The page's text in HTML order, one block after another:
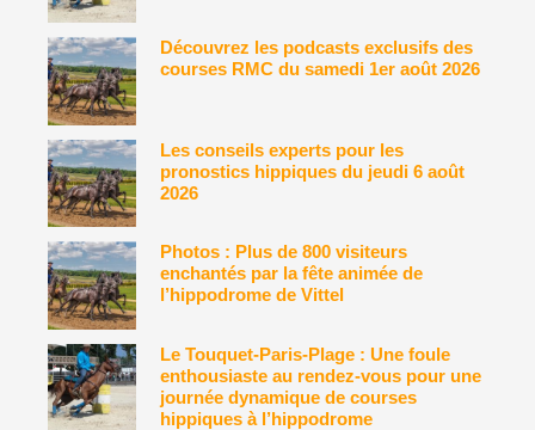
Découvrez les podcasts exclusifs des
courses RMC du samedi 1er août 2026
Les conseils experts pour les
pronostics hippiques du jeudi 6 août
2026
Photos : Plus de 800 visiteurs
enchantés par la fête animée de
l’hippodrome de Vittel
Le Touquet-Paris-Plage : Une foule
enthousiaste au rendez-vous pour une
journée dynamique de courses
hippiques à l’hippodrome